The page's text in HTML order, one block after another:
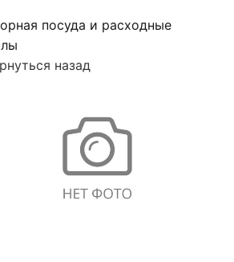
посуда и расходные
назад